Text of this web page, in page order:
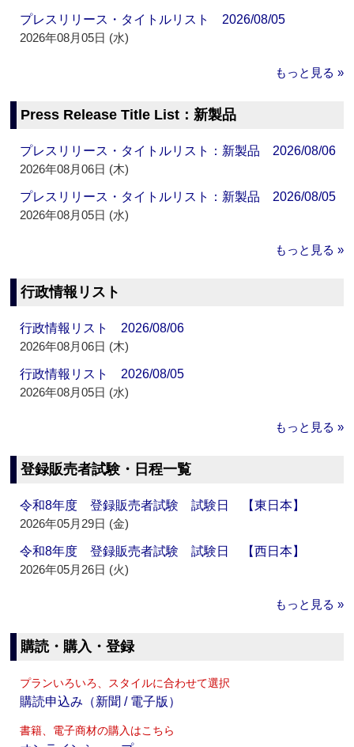
プレスリリース・タイトルリスト 2026/08/05
2026年08月05日 (水)
もっと見る »
Press Release Title List：新製品
プレスリリース・タイトルリスト：新製品 2026/08/06
2026年08月06日 (木)
プレスリリース・タイトルリスト：新製品 2026/08/05
2026年08月05日 (水)
もっと見る »
行政情報リスト
行政情報リスト 2026/08/06
2026年08月06日 (木)
行政情報リスト 2026/08/05
2026年08月05日 (水)
もっと見る »
登録販売者試験・日程一覧
令和8年度 登録販売者試験 試験日 【東日本】
2026年05月29日 (金)
令和8年度 登録販売者試験 試験日 【西日本】
2026年05月26日 (火)
もっと見る »
購読・購入・登録
プランいろいろ、スタイルに合わせて選択
購読申込み（新聞 / 電子版）
書籍、電子商材の購入はこちら